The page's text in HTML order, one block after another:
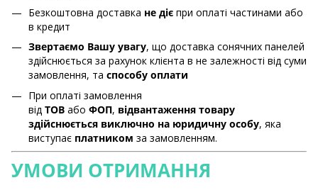
Безкоштовна доставка не діє при оплаті частинами або
в кредит
Звертаємо Вашу увагу, що доставка сонячних панелей
здійснюється за рахунок клієнта в не залежності від суми
замовлення, та способу оплати
При оплаті замовлення
від ТОВ або ФОП, відвантаження товару
здійснюється виключно на юридичну особу, яка
виступає платником за замовленням.
УМОВИ ОТРИМАННЯ